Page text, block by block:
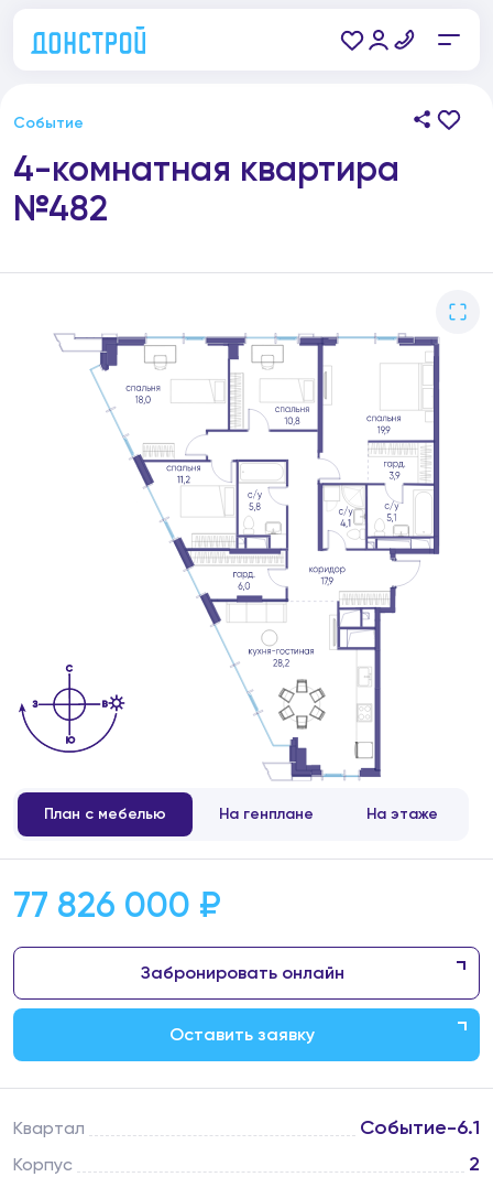
Событие
4-комнатная квартира
№482
План с мебелью На генплане На этаже
Квартал Событие-6.1
Корпус 2
77 826 000 ₽
Забронировать онлайн
Оставить заявку